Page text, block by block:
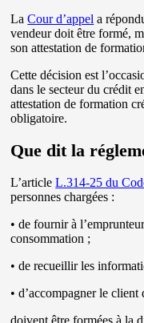
LaCour d’appel a
vendeur doit être formé,
son attestation de
Cette décision est
dans le secteur du crédit
attestation de formation
obligatoire.
Que dit la
L’articleL.314-25 du
personnes chargées :
• de fournir à
consommation ;
• de recueillir les
• d’accompagner le